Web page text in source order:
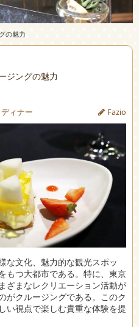
の魅力
ジングの魅力
ディナー Fazio
な文化、魅力的な観光スポッ
もつ大都市である。 特に、東京
ざまなレクリエーション活動が
がクルージングである。このク
い視点で楽しむ貴重な体験を提